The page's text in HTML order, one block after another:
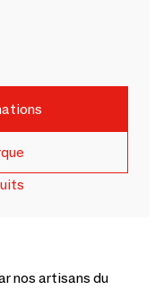
nos artisans du